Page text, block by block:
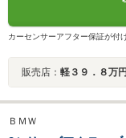
カーセンサーアフター保証が付
販売店： 軽３９．８万
ＢＭＷ